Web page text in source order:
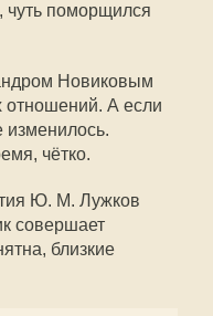
поморщился
Новиковым
отношений. А если
изменилось.
чётко.
Ю. М. Лужков
совершает
близкие